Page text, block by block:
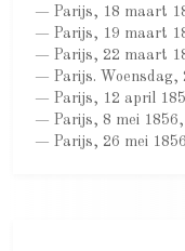
— Parijs, 18 maart
— Parijs, 19 maart
— Parijs, 22 maart
— Parijs. Woensdag,
— Parijs, 12 april
— Parijs, 8 mei 1856,
— Parijs, 26 mei